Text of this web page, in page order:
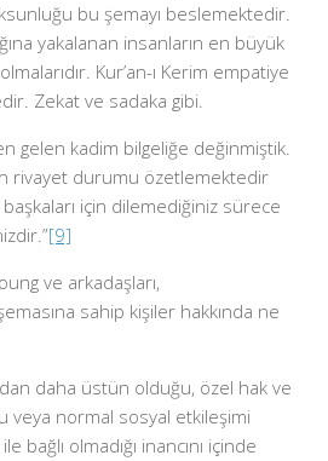
bu şemayı beslemektedir.
yakalanan insanların en büyük
Kur’an-ı Kerim empatiye
Zekat ve sadaka gibi.
gelen kadim bilgeliğe değinmiştik.
rivayet durumu özetlemektedir
için dilemediğiniz sürece
[9]
ve arkadaşları,
sahip kişiler hakkında ne
daha üstün olduğu, özel hak ve
veya normal sosyal etkileşimi
bağlı olmadığı inancını içinde